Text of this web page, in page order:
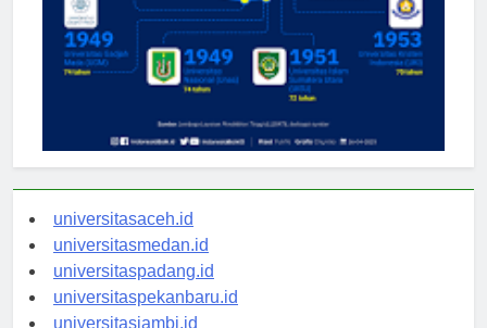
universitasaceh.id
universitasmedan.id
universitaspadang.id
universitaspekanbaru.id